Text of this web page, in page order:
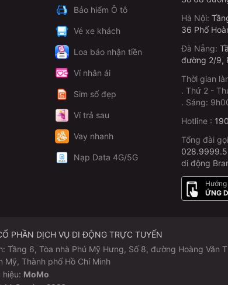
Bảo hiểm Ô tô
Vé xe khách
Loa báo nhận tiền
Ví nhân ái
Sim số đẹp
Ví trả sau
Vay nhanh
Nạp Data 4G/5G
Hà Nội:
36 Phố
Đà Nẵng:
đường 2/9,
Thời gian
. Thứ 2 -
. Sáng:
Hotline :
Tổng đài
di động
ỨNG
PHẦN DỊCH VỤ DI ĐỘNG TRỰC TUYẾN
Tầng 6, Tòa nhà Phú Mỹ Hưng, Số 8, đường Hoàng Văn
Mỹ, Thành phố Hồ Chí Minh
hiệu: MoMo